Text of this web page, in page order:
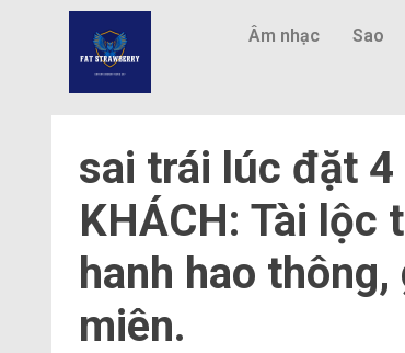
Âm nhạc Sao
sai trái lúc đặt 4
KHÁCH: Tài lộc
hanh hao
miên.